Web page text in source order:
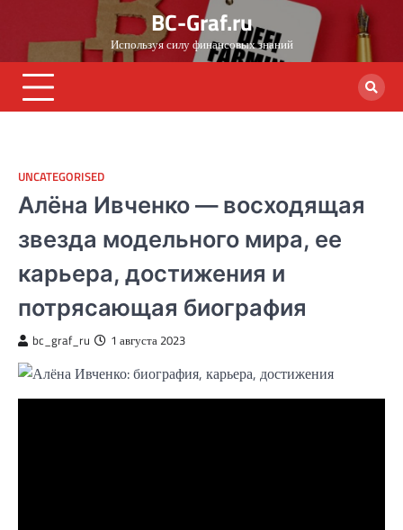
content
BC-Graf.ru
Используя силу финансовых знаний
UNCATEGORISED
Алёна Ивченко — восходящая
звезда модельного мира, ее
карьера, достижения и
потрясающая биография
bc_graf_ru 1 августа 2023